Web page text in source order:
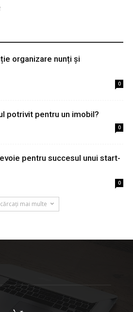
organizare nunți și
0
potrivit pentru un imobil?
0
pentru succesul unui start-
0
mai multe